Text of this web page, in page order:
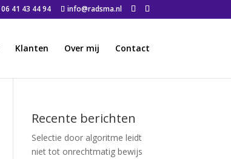
06 41 43 44 94 info@radsma.nl
Klanten Over mij Contact
Recente berichten
Selectie door algoritme leidt
niet tot onrechtmatig bewijs